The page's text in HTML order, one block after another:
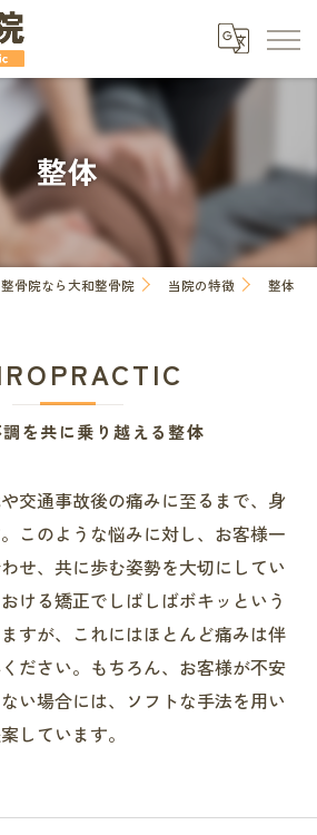
整体
骨院なら大和整骨院 当院の特徴 整体
を共に乗り越える整体
交通事故後の痛みに至るまで、身
このような悩みに対し、お客様一
せ、共に歩む姿勢を大切にしてい
ける矯正でしばしばボキッという
すが、これにはほとんど痛みは伴
ださい。もちろん、お客様が不安
い場合には、ソフトな手法を用い
しています。